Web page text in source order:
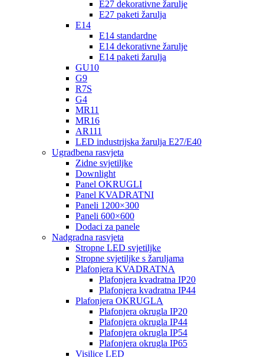
E27 dekorativne žarulje
E27 paketi žarulja
E14
E14 standardne
E14 dekorativne žarulje
E14 paketi žarulja
GU10
G9
R7S
G4
MR11
MR16
AR111
LED industrijska žarulja E27/E40
Ugradbena rasvjeta
Zidne svjetiljke
Downlight
Panel OKRUGLI
Panel KVADRATNI
Paneli 1200×300
Paneli 600×600
Dodaci za panele
Nadgradna rasvjeta
Stropne LED svjetiljke
Stropne svjetiljke s žaruljama
Plafonjera KVADRATNA
Plafonjera kvadratna IP20
Plafonjera kvadratna IP44
Plafonjera OKRUGLA
Plafonjera okrugla IP20
Plafonjera okrugla IP44
Plafonjera okrugla IP54
Plafonjera okrugla IP65
Visilice LED